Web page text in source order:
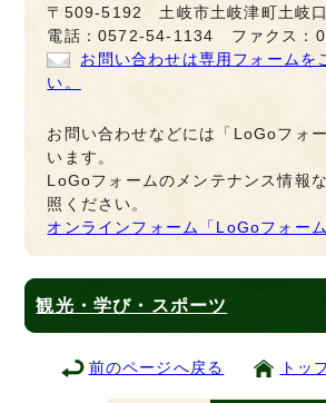
〒509-5192 土岐市土岐津町土岐
電話：0572-54-1134 ファクス：
お問い合わせは専用フォームを
い。
お問い合わせなどには「LoGoフォ
います。
LoGoフォームのメンテナンス情報
照ください。
オンラインフォーム「LoGoフォー
観光・学び・スポーツ
前のページへ戻る トッ